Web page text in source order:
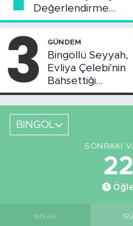
Değerlendirme
Toplantısı Yapıldı
3 GÜNDEM
Bingöllü Seyyah,
Evliya Çelebi'nin
Bahsettiği
Bingöl'deki O
Yeri Görüntüledi
BİNGÖL
SONRAKI
İMSAK